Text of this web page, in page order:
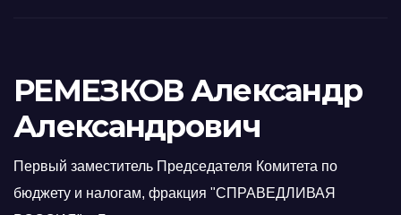
РЕМЕЗКОВ Александр
Александрович
Первый заместитель Председателя Комитета по
бюджету и налогам, фракция "СПРАВЕДЛИВАЯ